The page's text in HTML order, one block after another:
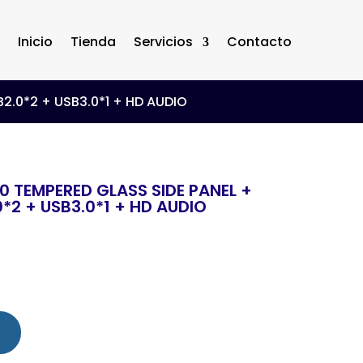
Inicio Tienda Servicios Contacto
+ USB3.0*1 + HD AUDIO
GLASS SIDE PANEL +
+ USB3.0*1 + HD AUDIO